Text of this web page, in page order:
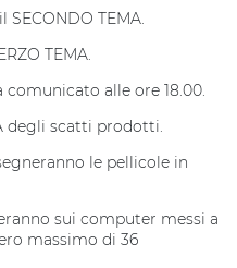
TEMA.
TEMA.
alle ore 18.00.
degli scatti prodotti.
le pellicole in
sui computer messi a
massimo di 36